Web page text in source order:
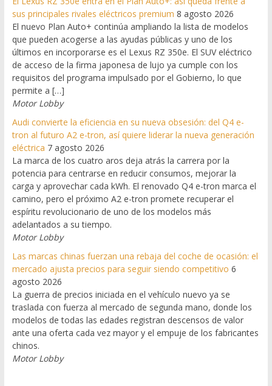
sus principales rivales eléctricos premium 8 agosto 2026
El nuevo Plan Auto+ continúa ampliando la lista de modelos
que pueden acogerse a las ayudas públicas y uno de los
últimos en incorporarse es el Lexus RZ 350e. El SUV eléctrico
de acceso de la firma japonesa de lujo ya cumple con los
requisitos del programa impulsado por el Gobierno, lo que
permite a […]
Motor Lobby
Audi convierte la eficiencia en su nueva obsesión: del Q4 e-
tron al futuro A2 e-tron, así quiere liderar la nueva generación
eléctrica 7 agosto 2026
La marca de los cuatro aros deja atrás la carrera por la
potencia para centrarse en reducir consumos, mejorar la
carga y aprovechar cada kWh. El renovado Q4 e-tron marca el
camino, pero el próximo A2 e-tron promete recuperar el
espíritu revolucionario de uno de los modelos más
adelantados a su tiempo.
Motor Lobby
Las marcas chinas fuerzan una rebaja del coche de ocasión: el
mercado ajusta precios para seguir siendo competitivo 6
agosto 2026
La guerra de precios iniciada en el vehículo nuevo ya se
traslada con fuerza al mercado de segunda mano, donde los
modelos de todas las edades registran descensos de valor
ante una oferta cada vez mayor y el empuje de los fabricantes
chinos.
Motor Lobby